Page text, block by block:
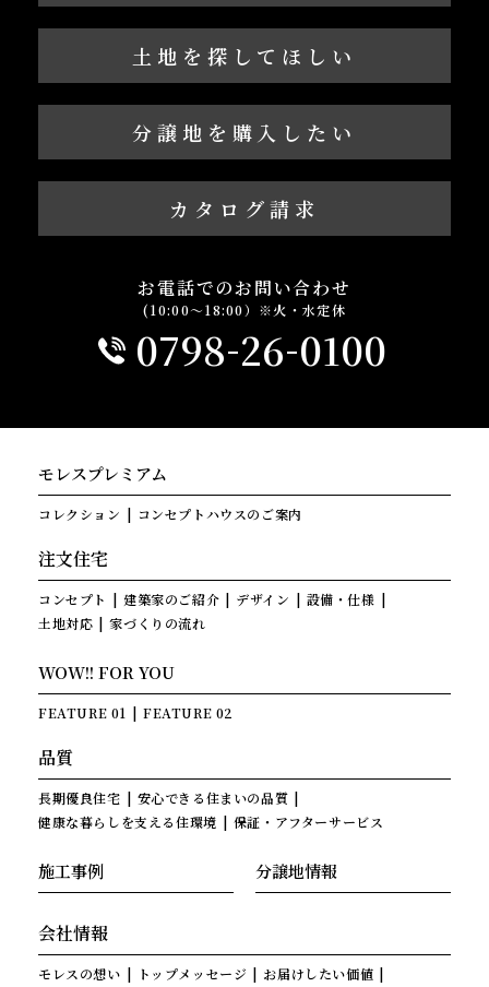
土地を探してほしい
分譲地を購入したい
カタログ請求
お電話でのお問い合わせ
(10:00～18:00）※火・水定休
0798-26-0100
モレスプレミアム
コレクション コンセプトハウスのご案内
注文住宅
コンセプト 建築家のご紹介 デザイン
設備・仕様
土地対応
家づくりの流れ
WOW!! FOR YOU
FEATURE 01 FEATURE 02
品質
長期優良住宅
安心できる住まいの品質
健康な暮らしを支える住環境
保証・アフターサービス
施工事例 分譲地情報
会社情報
モレスの想い トップメッセージ
お届けしたい価値